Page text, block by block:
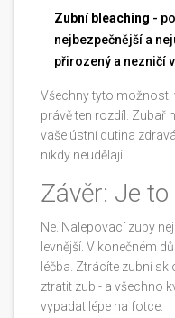
Zubní bleaching -
nejbezpečnější a
přirozený a nezničí
Všechny tyto možnosti
právě ten rozdíl. Zubař
vaše ústní dutina
nikdy neudělají.
Závěr: Je
Ne. Nalepovací zuby
levnější. V konečném
léčba. Ztrácíte zubní
ztratit zub - a všechno
vypadat lépe na fotce.